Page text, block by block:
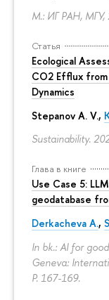
М.: ИГ РАН, МГУ,
Статья
Ecological
CO2 Efflux
Dynamics
Stepanov A. V.,
Sustainability.
Глава в книге
Use Case 5:
geodatabase
Derkacheva A.,
In bk.: AI for
Geneva:
P. 167-169.